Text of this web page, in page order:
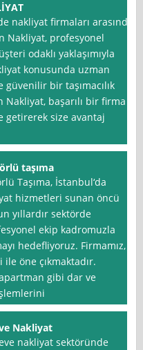
nakliyat firmaları arasında
Nakliyat, profesyonel
odaklı yaklaşımıyla
konusunda uzman
bir taşımacılık
başarılı bir firma
getirerek size avantaj
taşıma
Taşıma, İstanbul‘da
hizmetleri sunan öncü
yıllardır sektörde
ekip kadromuzla
hedefliyoruz. Firmamız,
ile öne çıkmaktadır.
gibi dar ve
Nakliyat
nakliyat sektöründe